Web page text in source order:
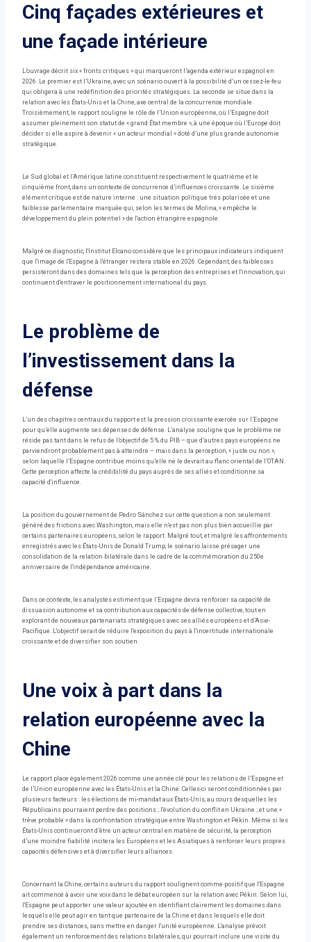
Cinq façades extérieures et
une façade intérieure
L’ouvrage décrit six « fronts critiques » qui marqueront l’agenda extérieur espagnol en
2026. Le premier est l’Ukraine, avec un scénario ouvert à la possibilité d’un cessez-le-feu
qui obligera à une redéfinition des priorités stratégiques. La seconde se situe dans la
relation avec les États-Unis et la Chine, axe central de la concurrence mondiale.
Troisièmement, le rapport souligne le rôle de l’Union européenne, où l’Espagne doit
assumer pleinement son statut de « grand État membre », à une époque où l’Europe doit
décider si elle aspire à devenir « un acteur mondial » doté d’une plus grande autonomie
stratégique.
Le Sud global et l’Amérique latine constituent respectivement le quatrième et le
cinquième front, dans un contexte de concurrence d’influences croissante. Le sixième
élément critique est de nature interne : une situation politique très polarisée et une
faiblesse parlementaire marquée qui, selon les termes de Molina, « empêche le
développement du plein potentiel » de l'action étrangère espagnole.
Malgré ce diagnostic, l'Institut Elcano considère que les principaux indicateurs indiquent
que l'image de l'Espagne à l'étranger restera stable en 2026. Cependant, des faiblesses
persisteront dans des domaines tels que la perception des entreprises et l'innovation, qui
continuent d'entraver le positionnement international du pays.
Le problème de
l’investissement dans la
défense
L’un des chapitres centraux du rapport est la pression croissante exercée sur l’Espagne
pour qu’elle augmente ses dépenses de défense. L’analyse souligne que le problème ne
réside pas tant dans le refus de l’objectif de 5 % du PIB – que d’autres pays européens ne
parviendront probablement pas à atteindre – mais dans la perception, « juste ou non »,
selon laquelle l’Espagne contribue moins qu’elle ne le devrait au flanc oriental de l’OTAN.
Cette perception affecte la crédibilité du pays auprès de ses alliés et conditionne sa
capacité d'influence.
La position du gouvernement de Pedro Sánchez sur cette question a non seulement
généré des frictions avec Washington, mais elle n'est pas non plus bien accueillie par
certains partenaires européens, selon le rapport. Malgré tout, et malgré les affrontements
enregistrés avec les États-Unis de Donald Trump, le scénario laisse présager une
consolidation de la relation bilatérale dans le cadre de la commémoration du 250e
anniversaire de l'indépendance américaine.
Dans ce contexte, les analystes estiment que l’Espagne devra renforcer sa capacité de
dissuasion autonome et sa contribution aux capacités de défense collective, tout en
explorant de nouveaux partenariats stratégiques avec ses alliés européens et d’Asie-
Pacifique. L'objectif serait de réduire l'exposition du pays à l'incertitude internationale
croissante et de diversifier son soutien.
Une voix à part dans la
relation européenne avec la
Chine
Le rapport place également 2026 comme une année clé pour les relations de l’Espagne et
de l’Union européenne avec les États-Unis et la Chine. Celles-ci seront conditionnées par
plusieurs facteurs : les élections de mi-mandat aux États-Unis, au cours desquelles les
Républicains pourraient perdre des positions ; l'évolution du conflit en Ukraine ; et une «
trêve probable » dans la confrontation stratégique entre Washington et Pékin. Même si les
États-Unis continueront d’être un acteur central en matière de sécurité, la perception
d’une moindre fiabilité incitera les Européens et les Asiatiques à renforcer leurs propres
capacités défensives et à diversifier leurs alliances.
Concernant la Chine, certains auteurs du rapport soulignent comme positif que l'Espagne
ait commencé à avoir une voix dans le débat européen sur la relation avec Pékin. Selon lui,
l'Espagne peut apporter une valeur ajoutée en identifiant clairement les domaines dans
lesquels elle peut agir en tant que partenaire de la Chine et dans lesquels elle doit
prendre ses distances, sans mettre en danger l'unité européenne. L'analyse prévoit
également un renforcement des relations bilatérales, qui pourrait inclure une visite du